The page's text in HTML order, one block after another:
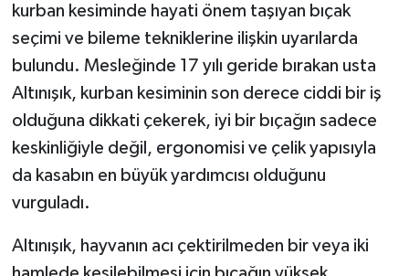
kurban kesiminde hayati önem taşıyan bıçak
seçimi ve bileme tekniklerine ilişkin uyarılarda
bulundu. Mesleğinde 17 yılı geride bırakan usta
Altınışık, kurban kesiminin son derece ciddi bir iş
olduğuna dikkati çekerek, iyi bir bıçağın sadece
keskinliğiyle değil, ergonomisi ve çelik yapısıyla
da kasabın en büyük yardımcısı olduğunu
vurguladı.
Altınışık, hayvanın acı çektirilmeden bir veya iki